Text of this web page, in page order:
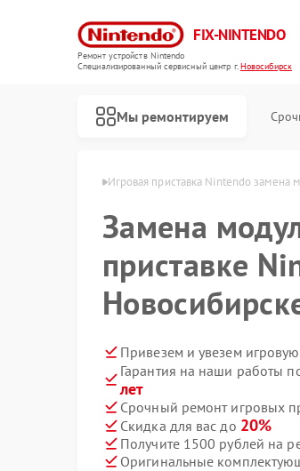
FIX-NINTENDO
Ремонт устройств Nintendo
Специализированный cервисный центр г.Новосибирск
Мы ремонтируем
Игровая приставка Nintendo замена
Замена
приставке
Привезем и увезем
Гарантия на наши работы
лет
Срочный ремонт игровых
Скидка для вас до 20%
Получите 1500 рублей на
Оригинальные